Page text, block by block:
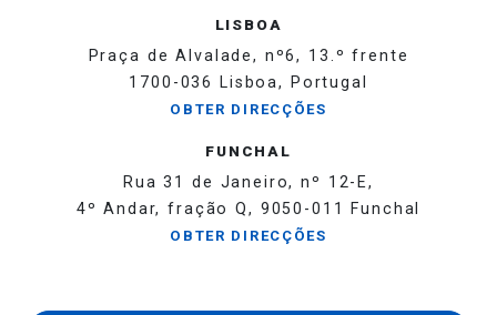
LISBOA
Praça de Alvalade, nº6, 13.º frente
1700-036 Lisboa, Portugal
OBTER DIRECÇÕES
FUNCHAL
Rua 31 de Janeiro, nº 12-E,
4º Andar, fração Q, 9050-011 Funchal
OBTER DIRECÇÕES